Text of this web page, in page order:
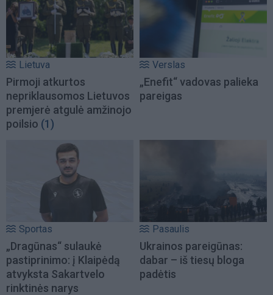
Lietuva
Pirmoji atkurtos
nepriklausomos Lietuvos
premjerė atgulė amžinojo
poilsio (1)
Verslas
„Enefit“ vadovas palieka
pareigas
Sportas
„Dragūnas“ sulaukė
pastiprinimo: į Klaipėdą
atvyksta Sakartvelo
rinktinės narys
Pasaulis
Ukrainos pareigūnas:
dabar – iš tiesų bloga
padėtis